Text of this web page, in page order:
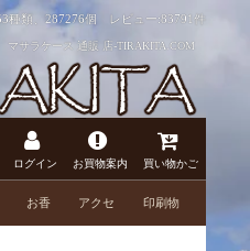
種類、287276個 レビュー:83791件
マサラケース 通販 店-TIRAKITA.COM
ログイン お買物案内 買い物かご
お香 アクセ 印刷物